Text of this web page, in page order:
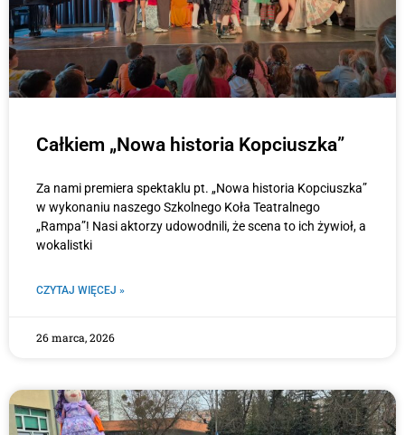
Całkiem „Nowa historia Kopciuszka”
Za nami premiera spektaklu pt. „Nowa historia Kopciuszka”
w wykonaniu naszego Szkolnego Koła Teatralnego
„Rampa”! Nasi aktorzy udowodnili, że scena to ich żywioł, a
wokalistki
CZYTAJ WIĘCEJ »
26 marca, 2026